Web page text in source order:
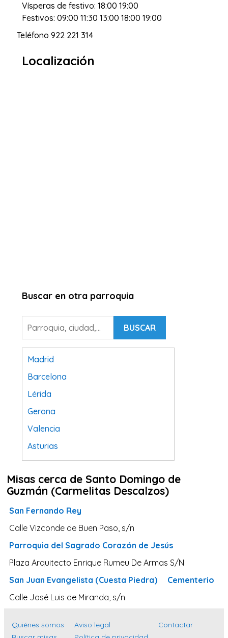
Vísperas de festivo: 18:00 19:00
Festivos: 09:00 11:30 13:00 18:00 19:00
Teléfono 922 221 314
Localización
Buscar en otra parroquia
BUSCAR
Madrid
Barcelona
Lérida
Gerona
Valencia
Asturias
Tarragona
Navarra
Valladolid
Sevilla
La Coruña
Santa Cruz de Tenerife
Cantabria
Islas Baleares
Las Palmas
Misas cerca de Santo Domingo de
Guzmán (Carmelitas Descalzos)
San Fernando Rey
Calle Vizconde de Buen Paso, s/n
Parroquia del Sagrado Corazón de Jesús
Plaza Arquitecto Enrique Rumeu De Armas S/N
San Juan Evangelista (Cuesta Piedra)
Calle José Luis de Miranda, s/n
Cementerio
Quiénes somos
Aviso legal
Contactar